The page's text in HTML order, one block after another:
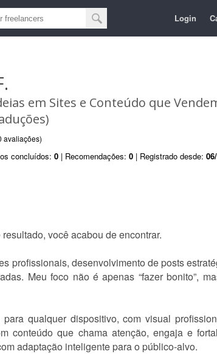
Login
em Sites e Conteúdo que
avaliações)
concluídos: 0 | Recomendações: 0 | Registrado desde:
você acabou de encontrar.
profissionais, desenvolvimento de posts
Meu foco não é apenas “fazer bonito”,
qualquer dispositivo, com visual
conteúdo que chama atenção, engaja e
adaptação inteligente para o público-alvo.